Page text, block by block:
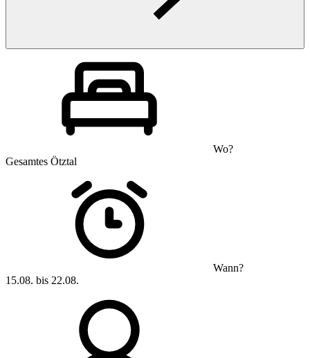
Wo?
Gesamtes Ötztal
Wann?
15.08. bis 22.08.